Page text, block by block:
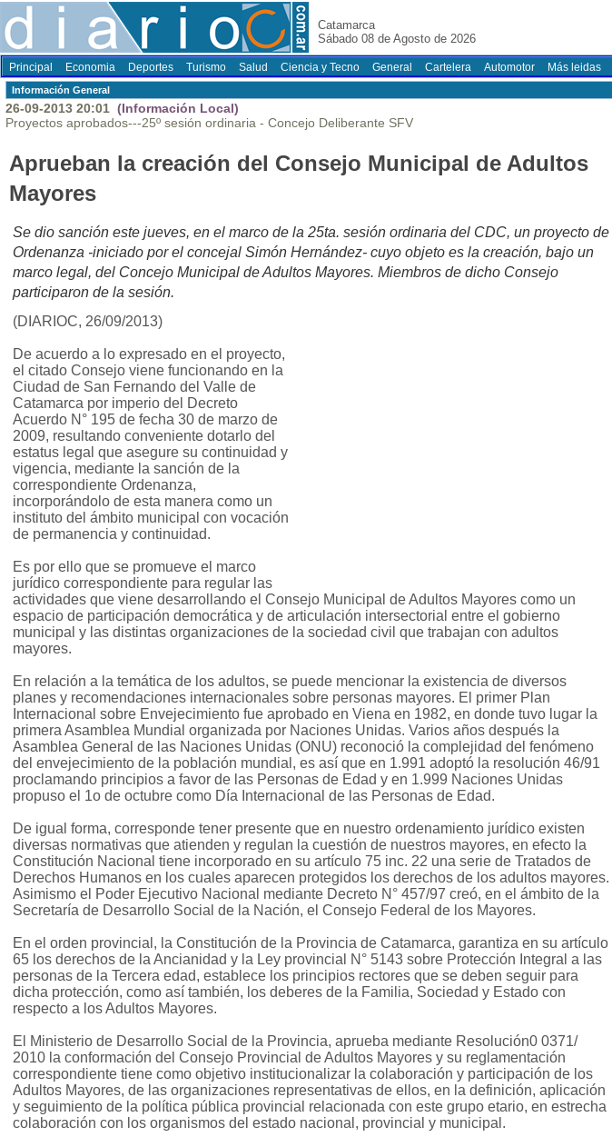
Catamarca
Sábado 08 de Agosto de 2026
Principal Economia Deportes Turismo Salud Ciencia y Tecno General Cartelera Automotor Más leidas
Información General
26-09-2013 20:01 (Información Local)
Proyectos aprobados---25º sesión ordinaria - Concejo Deliberante SFV
Aprueban la creación del Consejo Municipal de Adultos
Mayores
Se dio sanción este jueves, en el marco de la 25ta. sesión ordinaria del CDC, un proyecto de
Ordenanza -iniciado por el concejal Simón Hernández- cuyo objeto es la creación, bajo un
marco legal, del Concejo Municipal de Adultos Mayores. Miembros de dicho Consejo
participaron de la sesión.
(DIARIOC, 26/09/2013)
De acuerdo a lo expresado en el proyecto,
el citado Consejo viene funcionando en la
Ciudad de San Fernando del Valle de
Catamarca por imperio del Decreto
Acuerdo N° 195 de fecha 30 de marzo de
2009, resultando conveniente dotarlo del
estatus legal que asegure su continuidad y
vigencia, mediante la sanción de la
correspondiente Ordenanza,
incorporándolo de esta manera como un
instituto del ámbito municipal con vocación
de permanencia y continuidad.
Es por ello que se promueve el marco
jurídico correspondiente para regular las
actividades que viene desarrollando el Consejo Municipal de Adultos Mayores como un
espacio de participación democrática y de articulación intersectorial entre el gobierno
municipal y las distintas organizaciones de la sociedad civil que trabajan con adultos
mayores.
En relación a la temática de los adultos, se puede mencionar la existencia de diversos
planes y recomendaciones internacionales sobre personas mayores. El primer Plan
Internacional sobre Envejecimiento fue aprobado en Viena en 1982, en donde tuvo lugar la
primera Asamblea Mundial organizada por Naciones Unidas. Varios años después la
Asamblea General de las Naciones Unidas (ONU) reconoció la complejidad del fenómeno
del envejecimiento de la población mundial, es así que en 1.991 adoptó la resolución 46/91
proclamando principios a favor de las Personas de Edad y en 1.999 Naciones Unidas
propuso el 1o de octubre como Día Internacional de las Personas de Edad.
De igual forma, corresponde tener presente que en nuestro ordenamiento jurídico existen
diversas normativas que atienden y regulan la cuestión de nuestros mayores, en efecto la
Constitución Nacional tiene incorporado en su artículo 75 inc. 22 una serie de Tratados de
Derechos Humanos en los cuales aparecen protegidos los derechos de los adultos mayores.
Asimismo el Poder Ejecutivo Nacional mediante Decreto N° 457/97 creó, en el ámbito de la
Secretaría de Desarrollo Social de la Nación, el Consejo Federal de los Mayores.
En el orden provincial, la Constitución de la Provincia de Catamarca, garantiza en su artículo
65 los derechos de la Ancianidad y la Ley provincial N° 5143 sobre Protección Integral a las
personas de la Tercera edad, establece los principios rectores que se deben seguir para
dicha protección, como así también, los deberes de la Familia, Sociedad y Estado con
respecto a los Adultos Mayores.
El Ministerio de Desarrollo Social de la Provincia, aprueba mediante Resolución0 0371/
2010 la conformación del Consejo Provincial de Adultos Mayores y su reglamentación
correspondiente tiene como objetivo institucionalizar la colaboración y participación de los
Adultos Mayores, de las organizaciones representativas de ellos, en la definición, aplicación
y seguimiento de la política pública provincial relacionada con este grupo etario, en estrecha
colaboración con los organismos del estado nacional, provincial y municipal.